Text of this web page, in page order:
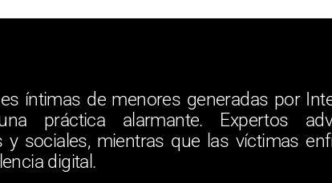
íntimas de menores generadas por
práctica alarmante. Expertos
y sociales, mientras que las víctimas
digital.